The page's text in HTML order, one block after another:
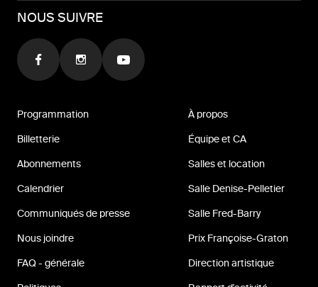
NOUS SUIVRE
Programmation
Billetterie
Abonnements
Calendrier
Communiqués de presse
Nous joindre
FAQ - générale
À propos
Équipe et CA
Salles et location
Salle Denise-Pelletier
Salle Fred-Barry
Prix Françoise-Graton
Direction artistique